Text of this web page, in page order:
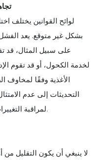
2.
لوائح القوانين يختلف
بشكل غير متوقع. يعد
على سبيل المثال، قد
لخدمة الكحول، أو قد تقوم
الأغذية وفقًا لمخاوف
التحديثات إلى عدم
لمراقبة التغييرات بانتظام وتعديل سياساتك وفقًا لذلك.
لا ينبغي أن يكون التقليل من